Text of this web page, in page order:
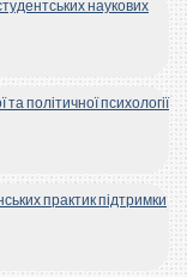
наукових
політичної психології
практик підтримки